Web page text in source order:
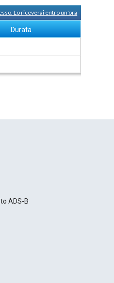
Lo riceverai entro un'ora
Durata
ADS-B